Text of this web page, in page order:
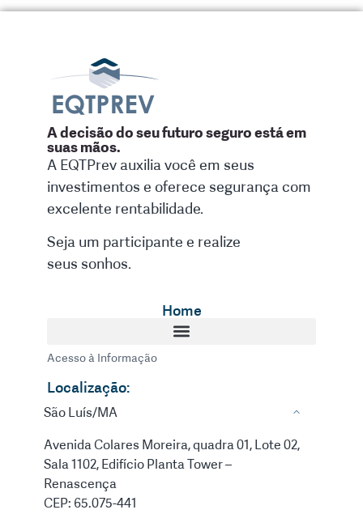
A decisão do seu futuro seguro está em
suas mãos.
A EQTPrev auxilia você em seus
investimentos e oferece segurança com
excelente rentabilidade.
Seja um participante e realize
seus sonhos.
Home
Acesso à Informação
Localização:
São Luís/MA
Avenida Colares Moreira, quadra 01, Lote 02,
Sala 1102, Edifício Planta Tower –
Renascença
CEP: 65.075-441